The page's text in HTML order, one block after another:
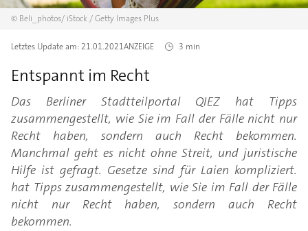
© Beli_photos/ iStock / Getty Images Plus
Letztes Update am:21.01.2021ANZEIGE 3 min
Entspannt im Recht
Das Berliner Stadtteilportal QIEZ hat Tipps
zusammengestellt, wie Sie im Fall der Fälle nicht nur
Recht haben, sondern auch Recht bekommen.
Manchmal geht es nicht ohne Streit, und juristische
Hilfe ist gefragt. Gesetze sind für Laien kompliziert.
hat Tipps zusammengestellt, wie Sie im Fall der Fälle
nicht nur Recht haben, sondern auch Recht
bekommen.